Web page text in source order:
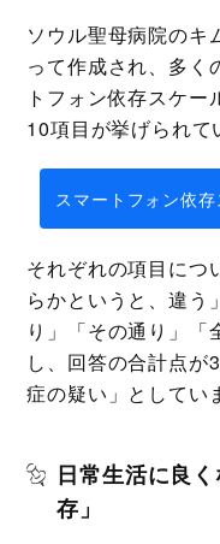
ソウル聖母病院のキ
って作成され、多く
トフォン依存スケ
10項目が挙げられて
スマートフォン依存
それぞれの項目につ
らかというと、違う
り」「その通り」「
し、回答の合計点が
症の疑い」としてい
日常生活に良
存」